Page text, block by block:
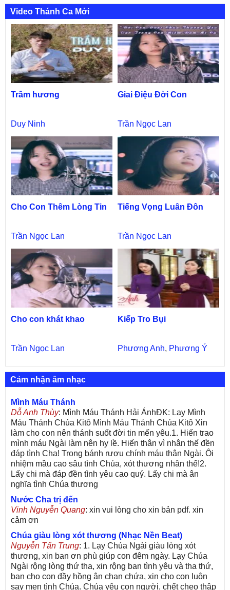
Video Thánh Ca Mới
Trầm hương
Duy Ninh
Giai Điệu Đời Con
Trần Ngọc Lan
Cho Con Thêm Lòng Tin
Trần Ngọc Lan
Tiếng Vọng Luân Đôn
Trần Ngọc Lan
Cho con khát khao
Trần Ngọc Lan
Kiếp Tro Bụi
Phương Anh, Phương Ý
Cảm nhận âm nhạc
Mình Máu Thánh
Dỗ Anh Thùy: Mình Máu Thánh Hải ÁnhĐK: Lạy Mình
Máu Thánh Chúa Kitô Mình Máu Thánh Chúa Kitô Xin
làm cho con nên thánh suốt đời tin mến yêu.1. Hiến trao
mình máu Ngài làm nên hy lề. Hiến thân vì nhân thế đền
đáp tình Cha! Trong bánh rượu chính máu thân Ngài. Ôi
nhiệm mầu cao sâu tình Chúa, xót thương nhân thế!2.
Lấy chi mà đáp đền tình yêu cao quý. Lấy chi mà ân
nghĩa tình Chúa thương
Nước Cha trị đến
Vinh Nguyễn Quang: xin vui lòng cho xin bản pdf. xin
cảm ơn
Chúa giàu lòng xót thương (Nhạc Nền Beat)
Nguyễn Tấn Trung: 1. Lạy Chúa Ngài giàu lòng xót
thương, xin ban ơn phù giúp con đêm ngày. Lạy Chúa
Ngài rộng lòng thứ tha, xin rộng ban tình yêu và tha thứ,
ban cho con đầy hồng ân chan chứa, xin cho con luôn
say men tình Chúa. Chúa yêu con người, chết cheo thập